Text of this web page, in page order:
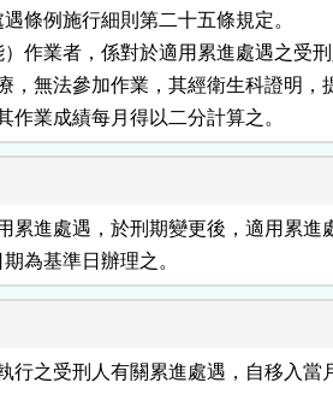
條例施行細則第二十五條規定。
）作業者，係對於適用累進處遇之受
療，無法參加作業，其經衛生科證明，
其作業成績每月得以二分計算之。
累進處遇，於刑期變更後，適用累進
期為基準日辦理之。
行之受刑人有關累進處遇，自移入當